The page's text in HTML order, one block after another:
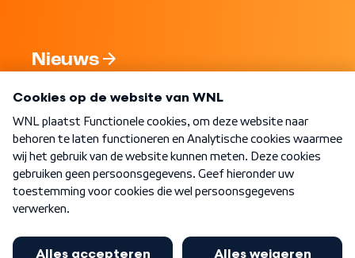
Nieuws
Nieuwsbrief
Word Lid